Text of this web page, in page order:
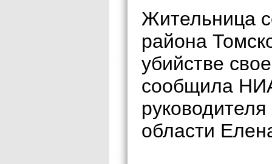
Жительница
района
убийстве
сообщила
области